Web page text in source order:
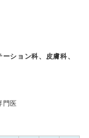
ション科、皮膚科、
門医